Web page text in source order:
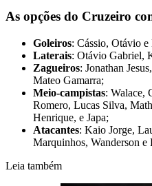
As opções do Cruzeiro
Goleiros: Cássio, Otávio
Laterais: Otávio Gabriel,
Zagueiros: Jonathan
Mateo Gamarra;
Meio-campistas: Walace,
Romero, Lucas Silva,
Henrique, e Japa;
Atacantes: Kaio Jorge,
Marquinhos, Wanderson e
Leia também